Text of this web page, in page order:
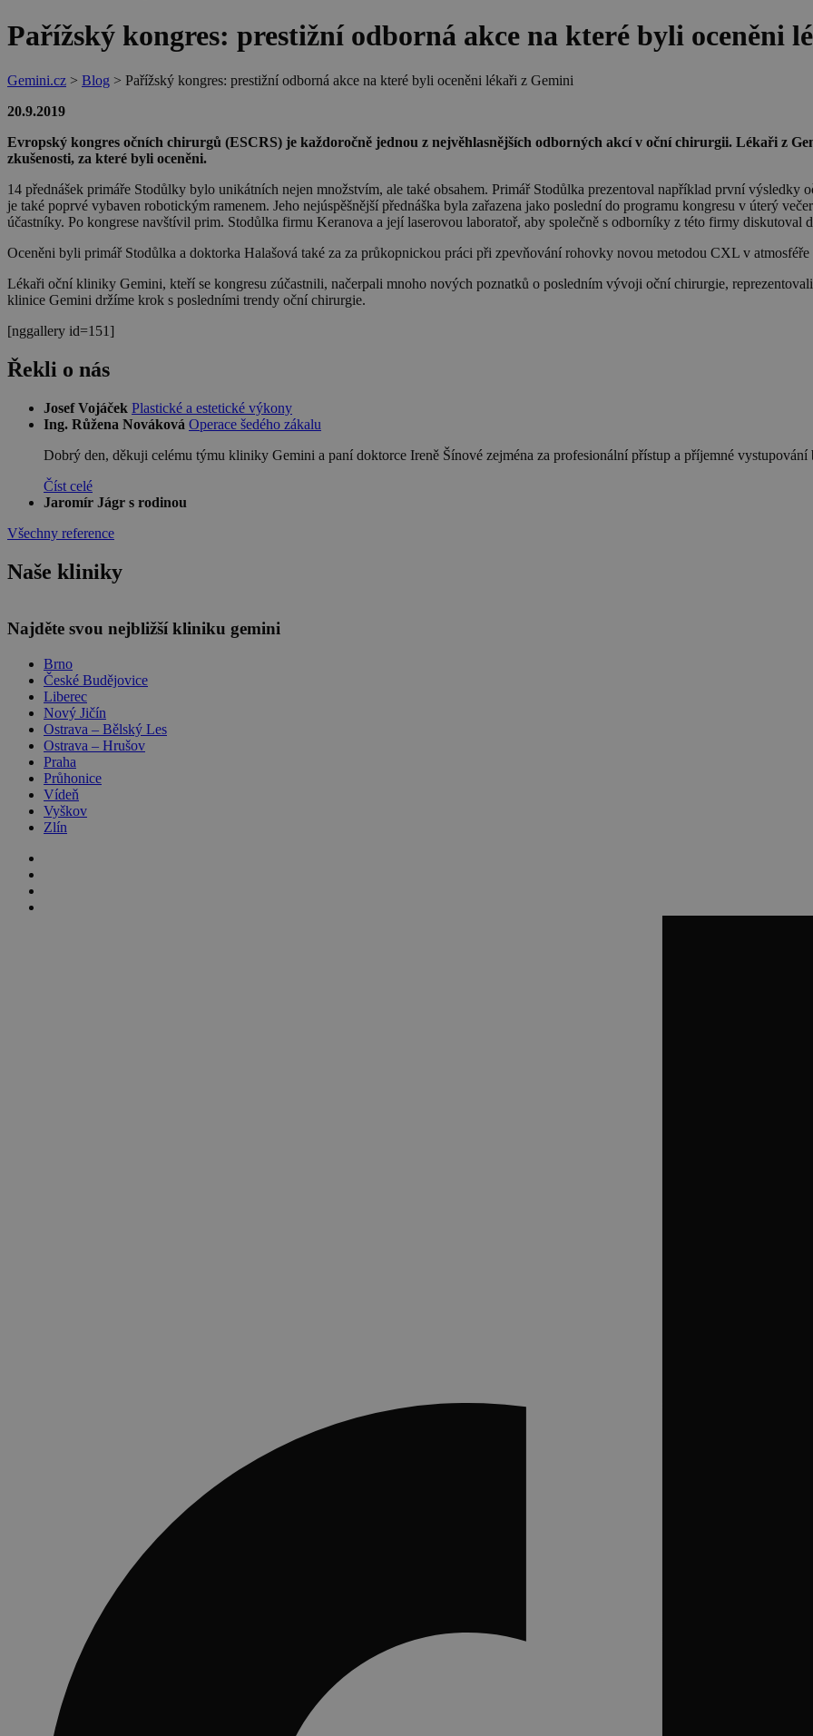
Pařížský kongres: prestižní odborná akce na které byli oceněni
Gemini.cz > Blog > Pařížský kongres: prestižní odborná akce na které byli oceněni lékaři z Gemini
20.9.2019
Evropský kongres očních chirurgů (ESCRS) je každoročně jednou z nejvěhlasnějších odborných akcí v oční chirurgii. Lékaři z
zkušenosti, za které byli oceněni.
14 přednášek primáře Stodůlky bylo unikátních nejen množstvím, ale také obsahem. Primář Stodůlka prezentoval například první výsledky
je také poprvé vybaven robotickým ramenem. Jeho nejúspěšnější přednáška byla zařazena jako poslední do programu kongresu v úterý
účastníky. Po kongrese navštívil prim. Stodůlka firmu Keranova a její laserovou laboratoř, aby společně s odborníky z této firmy diskutoval
Oceněni byli primář Stodůlka a doktorka Halašová také za za průkopnickou práci při zpevňování rohovky novou metodou CXL v atmosféře
Lékaři oční kliniky Gemini, kteří se kongresu zúčastnili, načerpali mnoho nových poznatků o posledním vývoji oční chirurgie,
klinice Gemini držíme krok s posledními trendy oční chirurgie.
[nggallery id=151]
Řekli o nás
Josef Vojáček Plastické a estetické výkony
Ing. Růžena Nováková Operace šedého zákalu
Dobrý den, děkuji celému týmu kliniky Gemini a paní doktorce Ireně Šínové zejména za profesionální přístup a příjemné vystupování
Číst celé
Jaromír Jágr s rodinou
Všechny reference
Naše kliniky
Najděte svou nejbližší kliniku gemini
Brno
České Budějovice
Liberec
Nový Jičín
Ostrava – Bělský Les
Ostrava – Hrušov
Praha
Průhonice
Vídeň
Vyškov
Zlín